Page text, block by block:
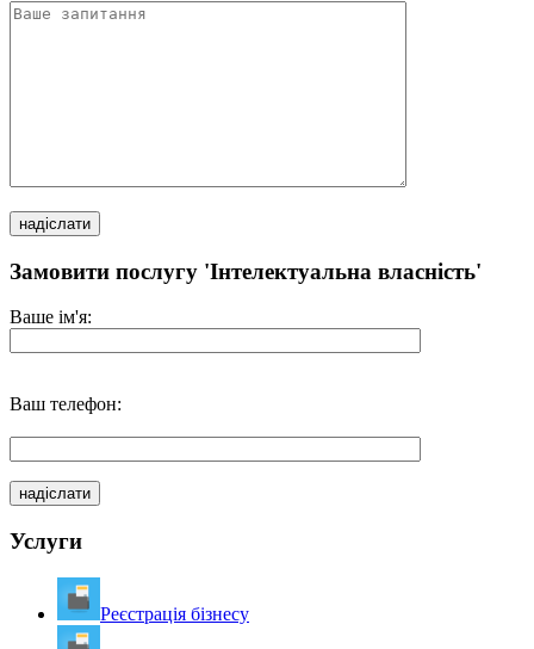
Замовити послугу 'Інтелектуальна власність'
Ваше ім'я:
Ваш телефон:
Услуги
Реєстрація бізнесу